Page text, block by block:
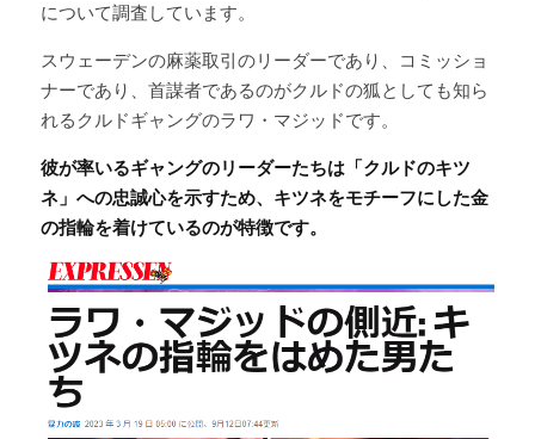
について調査しています。
スウェーデンの麻薬取引のリーダーであり、コミッショ
ナーであり、首謀者であるのがクルドの狐としても知ら
れるクルドギャングのラワ・マジッドです。
彼が率いるギャングのリーダーたちは「クルドのキツ
ネ」への忠誠心を示すため、キツネをモチーフにした金
の指輪を着けているのが特徴です。